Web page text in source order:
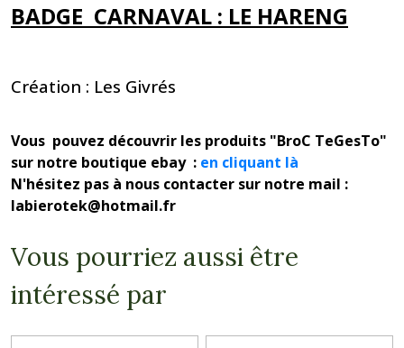
BADGE CARNAVAL : LE HARENG
Création : Les Givrés
Vous pouvez découvrir les produits "BroC TeGesTo"
sur notre boutique ebay : en cliquant là
N'hésitez pas à nous contacter sur notre mail :
labierotek@hotmail.fr
Vous pourriez aussi être
intéressé par